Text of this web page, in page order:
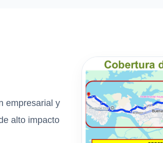
empresarial y
alto impacto